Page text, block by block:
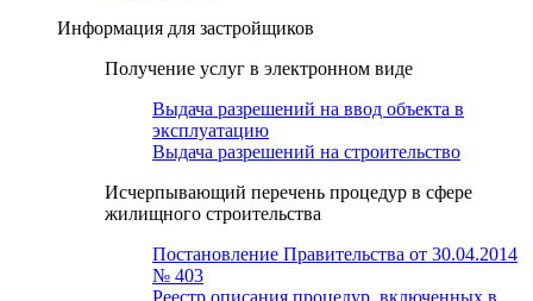
Информация для застройщиков
Получение услуг в электронном виде
Выдача разрешений на ввод объекта в
эксплуатацию
Выдача разрешений на строительство
Исчерпывающий перечень процедур в сфере
жилищного строительства
Постановление Правительства от 30.04.2014
№ 403